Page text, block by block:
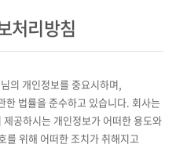
처리방침
의 개인정보를 중요시하며,
법률을 준수하고 있습니다. 회사는
공하시는 개인정보가 어떠한 용도와
를 위해 어떠한 조치가 취해지고